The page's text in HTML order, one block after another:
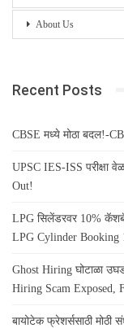
About Us
Recent Posts
CBSE मध्ये मोठा बदल!-
UPSC IES-ISS परीक्षा
Out!
LPG सिलेंडरवर 10%
LPG Cylinder Booking
Ghost Hiring घोटाळा
Hiring Scam Exposed,
बायोटेक फ्रेशर्ससाठी